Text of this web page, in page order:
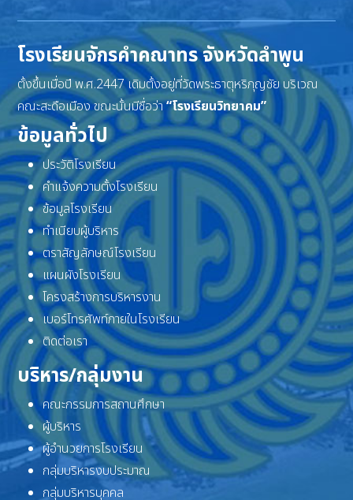
โรงเรียนจักรคำคณาทร จังหวัดลำพูน
ตั้งขึ้นเมื่อปี พ.ศ.2447 เดิมตั้งอยู่ที่วัดพระธาตุหริภุญชัย บริเวณ
คณะสะดือเมือง ขณะนั้นมีชื่อว่า“โรงเรียนวิทยาคม”
ข้อมูลทั่วไป
ประวัติโรงเรียน
คำแจ้งความตั้งโรงเรียน
ข้อมูลโรงเรียน
ทำเนียบผู้บริหาร
ตราสัญลักษณ์โรงเรียน
แผนผังโรงเรียน
โครงสร้างการบริหารงาน
เบอร์โทรศัพท์ภายในโรงเรียน
ติดต่อเรา
บริหาร/กลุ่มงาน
คณะกรรมการสถานศึกษา
ผู้บริหาร
ผู้อำนวยการโรงเรียน
กลุ่มบริหารงบประมาณ
กลุ่มบริหารบุคคล